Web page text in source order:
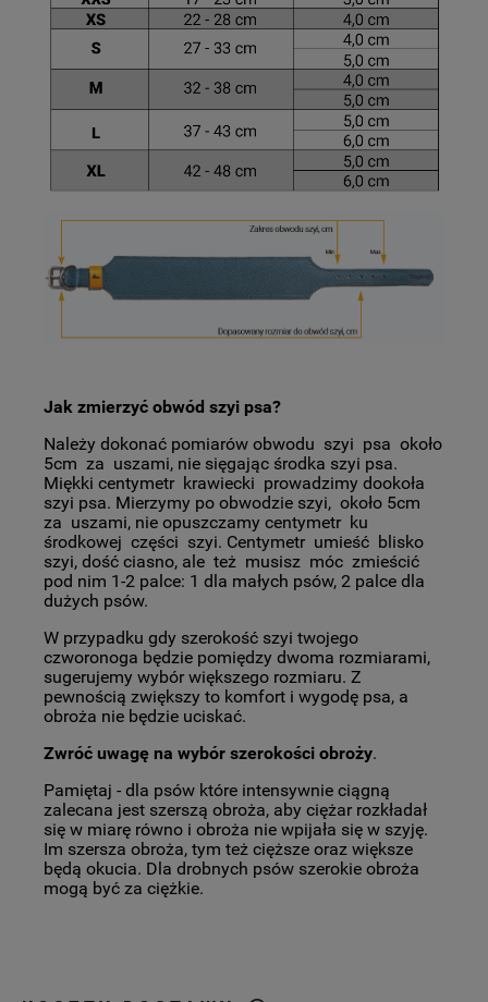
Jak zmierzyć obwód szyi psa?
Należy dokonać pomiarów obwodu szyi psa około
5cm za uszami, nie sięgając środka szyi psa.
Miękki centymetr krawiecki prowadzimy dookoła
szyi psa. Mierzymy po obwodzie szyi, około 5cm
za uszami, nie opuszczamy centymetr ku
środkowej części szyi. Centymetr umieść blisko
szyi, dość ciasno, ale też musisz móc zmieścić
pod nim 1-2 palce: 1 dla małych psów, 2 palce dla
dużych psów.
W przypadku gdy szerokość szyi twojego
czworonoga będzie pomiędzy dwoma rozmiarami,
sugerujemy wybór większego rozmiaru. Z
pewnością zwiększy to komfort i wygodę psa, a
obroża nie będzie uciskać.
Zwróć uwagę na wybór szerokości obroży.
Pamiętaj - dla psów które intensywnie ciągną
zalecana jest szerszą obroża, aby ciężar rozkładał
się w miarę równo i obroża nie wpijała się w szyję.
Im szersza obroża, tym też cięższe oraz większe
będą okucia. Dla drobnych psów szerokie obroża
mogą być za ciężkie.